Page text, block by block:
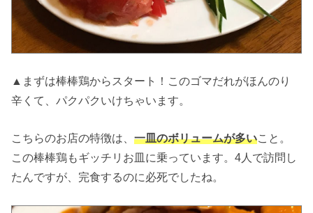
▲まずは棒棒鶏からスタート！このゴマだれがほんのり
辛くて、パクパクいけちゃいます。
こちらのお店の特徴は、一皿のボリュームが多いこと。
この棒棒鶏もギッチリお皿に乗っています。4人で訪問し
たんですが、完食するのに必死でしたね。